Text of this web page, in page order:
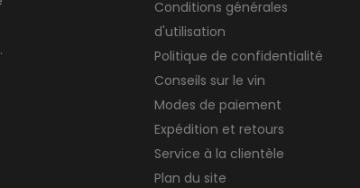
Conditions générales
d'utilisation
Politique de confidentialité
Conseils sur le vin
Modes de paiement
Expédition et retours
Service à la clientèle
Plan du site